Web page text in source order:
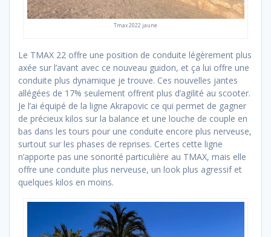
Tmax 2022 jaune
Le TMAX 22 offre une position de conduite légèrement plus
axée sur l’avant avec ce nouveau guidon, et ça lui offre une
conduite plus dynamique je trouve. Ces nouvelles jantes
allégées de 17% seulement offrent plus d’agilité au scooter.
Je l’ai équipé de la ligne Akrapovic ce qui permet de gagner
de précieux kilos sur la balance et une louche de couple en
bas dans les tours pour une conduite encore plus nerveuse,
surtout sur les phases de reprises. Certes cette ligne
n’apporte pas une sonorité particulière au TMAX, mais elle
offre une conduite plus nerveuse, un look plus agressif et
quelques kilos en moins.